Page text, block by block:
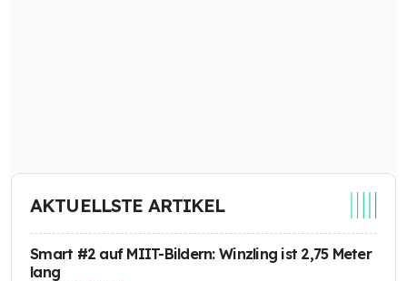
AKTUELLSTE ARTIKEL
Smart #2 auf MIIT-Bildern: Winzling ist 2,75 Meter
lang